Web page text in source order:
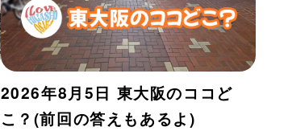
2026年8月5日 東大阪のココど
こ？(前回の答えもあるよ)